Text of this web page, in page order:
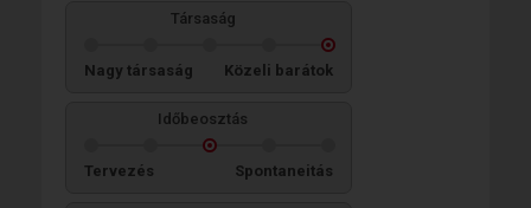
Társaság
Nagy társaság Közeli barátok
Időbeosztás
Tervezés Spontaneitás